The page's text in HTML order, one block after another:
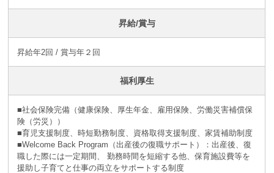
昇給/賞与
昇給年2回 / 賞与年２回
福利厚生
■社会保険完備（健康保険、厚生年金、雇用保険、労働災害補償保
険（労災））
■育児支援制度、時短勤務制度、資格取得支援制度、家賃補助制度
■Welcome Back Program（出産後の復職サポート）：出産後、復
職した際には一定期間、 勤務時間を短縮する他、保育施設費等を
援助し子育てと仕事の両立をサポートする制度